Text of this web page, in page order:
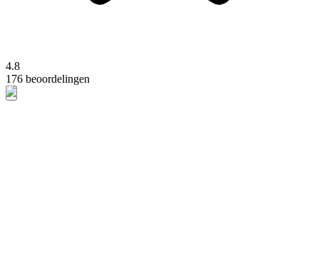
4.8
176 beoordelingen